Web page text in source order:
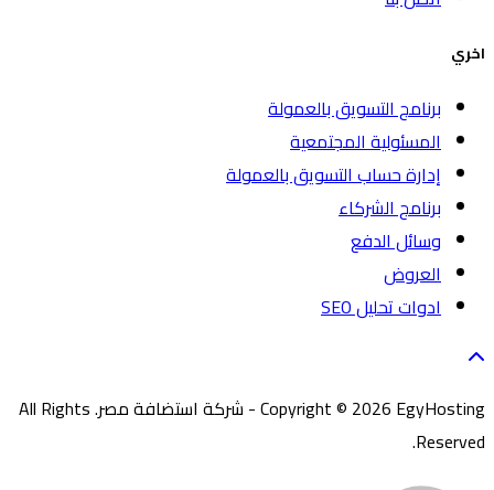
اخري
برنامج التسويق بالعمولة
المسئولية المجتمعية
إدارة حساب التسويق بالعمولة
برنامج الشركاء
وسائل الدفع
العروض
ادوات تحليل SEO
Copyright © 2026 EgyHosting - شركة استضافة مصر. All Rights
Reserved.